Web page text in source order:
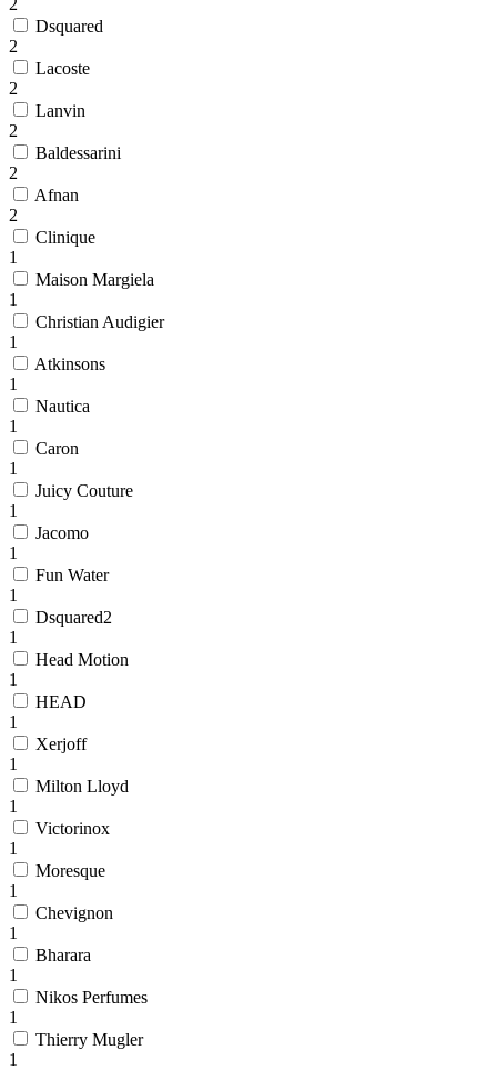
Dsquared
2
Lacoste
2
Lanvin
2
Baldessarini
2
Afnan
2
Clinique
1
Maison Margiela
1
Christian Audigier
1
Atkinsons
1
Nautica
1
Caron
1
Juicy Couture
1
Jacomo
1
Fun Water
1
Dsquared2
1
Head Motion
1
HEAD
1
Xerjoff
1
Milton Lloyd
1
Victorinox
1
Moresque
1
Chevignon
1
Bharara
1
Nikos Perfumes
1
Thierry Mugler
1